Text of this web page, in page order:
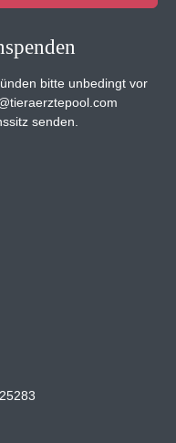
bitte unbedingt vor
senden.